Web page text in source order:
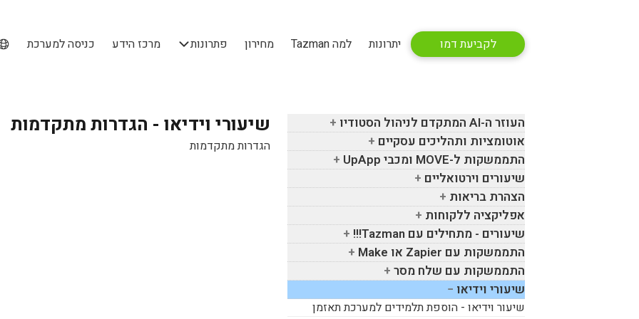
לקביעת דמו יתרונות למה Tazman מחירון פתרונות מרכז הידע כניסה למערכת
העוזר ה-AI המתקדם לניהול הסטודיו
אוטומציות ותהליכים עסקיים
התממשקות ל-MOVE ומכבי UpApp
שיעורים וירטואליים
הצהרת בריאות
אפליקציה ללקוחות
שיעורים - מתחילים עם Tazman
!!!
התממשקות עם Zapier או Make
התממשקות עם שלח מסר
שיעורי וידיאו
שיעור וידיאו - הוספת תלמידים למערכת תאזמן
שיעורי וידיאו - הגדרות מתקדמות
הגדרות מתקדמות